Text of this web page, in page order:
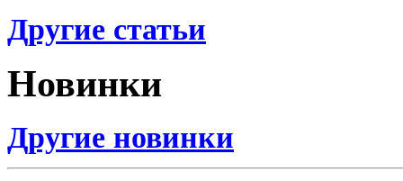
Другие статьи
Новинки
Другие новинки